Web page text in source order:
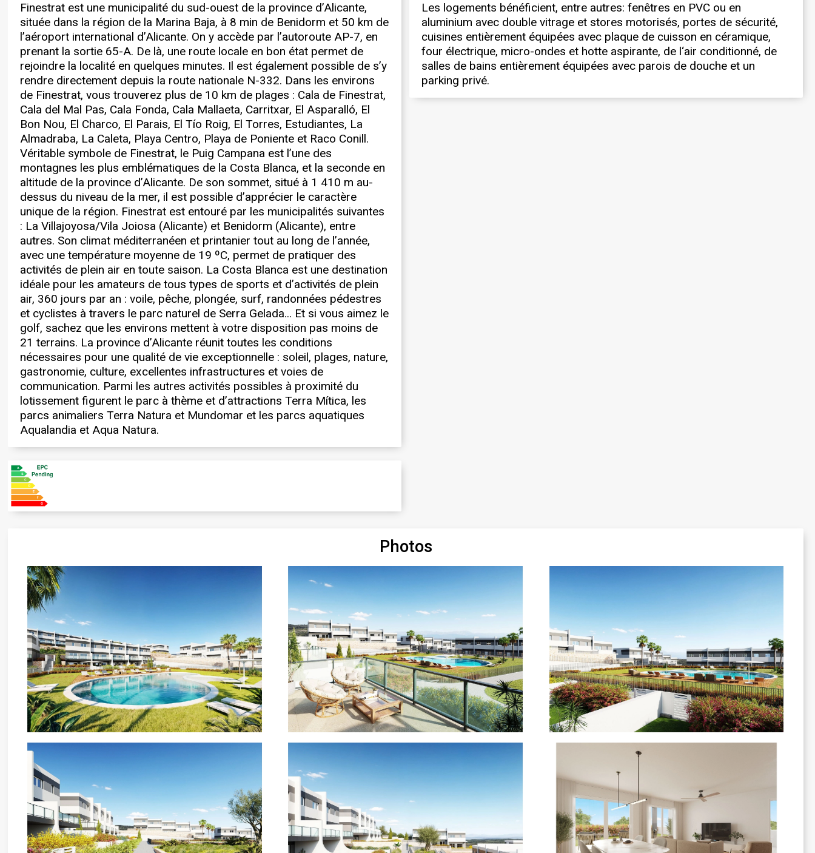
Finestrat est une municipalité du sud-ouest de la province d’Alicante,
située dans la région de la Marina Baja, à 8 min de Benidorm et 50 km de
l’aéroport international d’Alicante. On y accède par l’autoroute AP-7, en
prenant la sortie 65-A. De là, une route locale en bon état permet de
rejoindre la localité en quelques minutes. Il est également possible de s’y
rendre directement depuis la route nationale N-332. Dans les environs
de Finestrat, vous trouverez plus de 10 km de plages : Cala de Finestrat,
Cala del Mal Pas, Cala Fonda, Cala Mallaeta, Carritxar, El Asparalló, El
Bon Nou, El Charco, El Parais, El Tío Roig, El Torres, Estudiantes, La
Almadraba, La Caleta, Playa Centro, Playa de Poniente et Raco Conill.
Véritable symbole de Finestrat, le Puig Campana est l’une des
montagnes les plus emblématiques de la Costa Blanca, et la seconde en
altitude de la province d’Alicante. De son sommet, situé à 1 410 m au-
dessus du niveau de la mer, il est possible d’apprécier le caractère
unique de la région. Finestrat est entouré par les municipalités suivantes
: La Villajoyosa/Vila Joiosa (Alicante) et Benidorm (Alicante), entre
autres. Son climat méditerranéen et printanier tout au long de l’année,
avec une température moyenne de 19 ºC, permet de pratiquer des
activités de plein air en toute saison. La Costa Blanca est une destination
idéale pour les amateurs de tous types de sports et d’activités de plein
air, 360 jours par an : voile, pêche, plongée, surf, randonnées pédestres
et cyclistes à travers le parc naturel de Serra Gelada... Et si vous aimez le
golf, sachez que les environs mettent à votre disposition pas moins de
21 terrains. La province d’Alicante réunit toutes les conditions
nécessaires pour une qualité de vie exceptionnelle : soleil, plages, nature,
gastronomie, culture, excellentes infrastructures et voies de
communication. Parmi les autres activités possibles à proximité du
lotissement figurent le parc à thème et d’attractions Terra Mítica, les
parcs animaliers Terra Natura et Mundomar et les parcs aquatiques
Aqualandia et Aqua Natura.
Les logements bénéficient, entre autres: fenêtres en PVC ou en
aluminium avec double vitrage et stores motorisés, portes de sécurité,
cuisines entièrement équipées avec plaque de cuisson en céramique,
four électrique, micro-ondes et hotte aspirante, de l‘air conditionné, de
salles de bains entièrement équipées avec parois de douche et un
parking privé.
Photos